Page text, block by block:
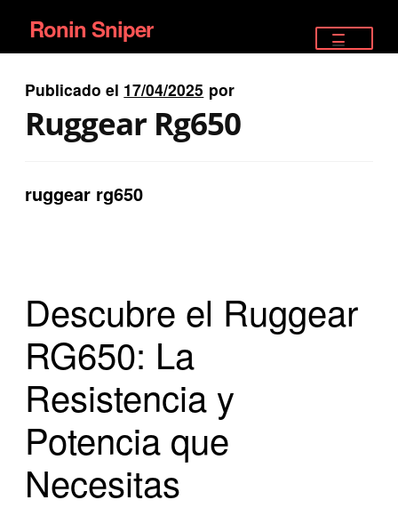
Ir
a
la
navegación
Ir
al
contenido
Ronin Sniper
PISTOLAS
RIFLES DEPORTIVOS
Publicado el 17/04/2025 por
Ruggear Rg650
ruggear rg650
Descubre el Ruggear
RG650: La
Resistencia y
Potencia que
Necesitas